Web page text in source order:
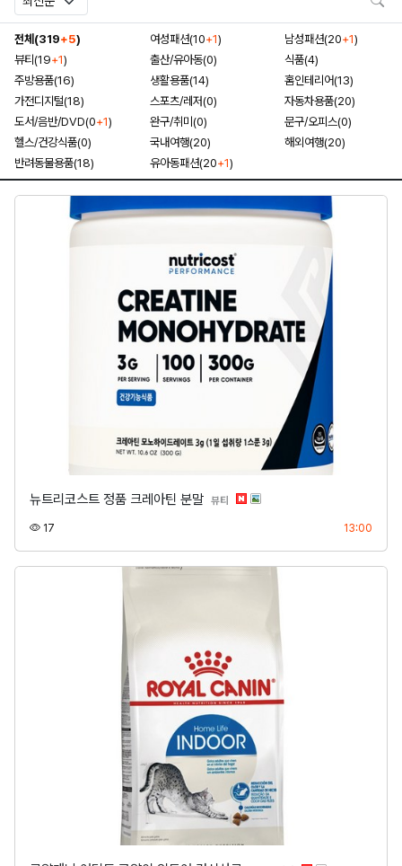
전체(319+5) 여성패션(10+1) 남성패션(20+1)
뷰티(19+1) 출산/유아동(0)
식품(4)
주방용품(16)
생활용품(14)
홈인테리어(13)
가전디지털(18)
스포츠/레저(0)
자동차용품(20)
도서/음반/DVD(0+1) 완구/취미(0)
문구/오피스(0)
헬스/건강식품(0)
국내여행(20)
해외여행(20)
반려동물용품(18)
유아동패션(20+1)
뉴트리코스트 정품 크레아틴 분말 뷰티 분류
17 13:00